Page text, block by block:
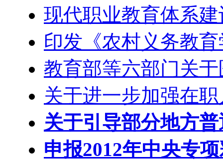
现代职业教育体系
印发《农村义务教
教育部等六部门关
关于进一步加强在
关于引导部分地方
申报2012年中央专